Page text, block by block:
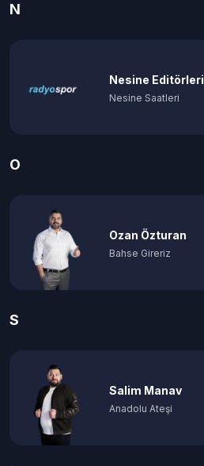
N
Nesine Editörleri
Nesine Saatleri
O
Ozan Özturan
Bahse Gireriz
S
Salim Manav
Anadolu Ateşi